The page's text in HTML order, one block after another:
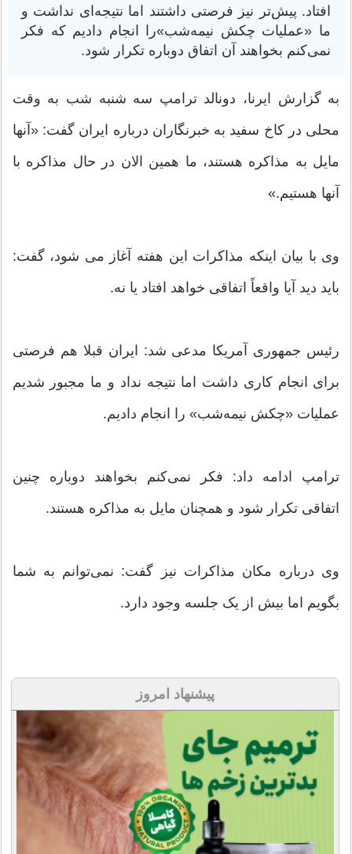
افتاد. پیش‌تر نیز فرصتی داشتند اما نتیجه‌ای نداشت و
ما «عملیات چکش نیمه‌شب»را انجام دادیم که فکر
نمی‌کنم بخواهند آن اتفاق دوباره تکرار شود.
به گزارش ایرنا، دونالد ترامپ سه شنبه شب به وقت
محلی در کاخ سفید به خبرنگاران درباره ایران گفت: «آنها
مایل به مذاکره هستند، ما همین الان در حال مذاکره با
آنها هستیم.»
وی با بیان اینکه مذاکرات این هفته آغاز می شود، گفت:
باید دید آیا واقعاً اتفاقی خواهد افتاد یا نه.
رئیس جمهوری آمریکا مدعی شد: ایران قبلا هم فرصتی
برای انجام کاری داشت اما نتیجه نداد و ما مجبور شدیم
عملیات «چکش نیمه‌شب» را انجام دادیم.
ترامپ ادامه داد: فکر نمی‌کنم بخواهند دوباره چنین
اتفاقی تکرار شود و همچنان مایل به مذاکره هستند.
وی درباره مکان مذاکرات نیز گفت: نمی‌توانم به شما
بگویم اما بیش از یک جلسه وجود دارد.
پیشنهاد امروز